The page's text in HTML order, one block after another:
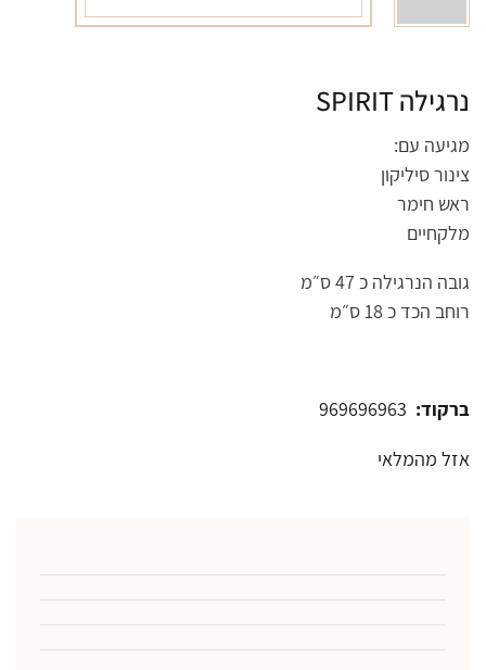
נרגילה SPIRIT
מגיעה עם:
צינור סיליקון
ראש חימר
מלקחיים
גובה הנרגילה כ 47 ס״מ
רוחב הכד כ 18 ס״מ
ברקוד:
אזל מהמלאי